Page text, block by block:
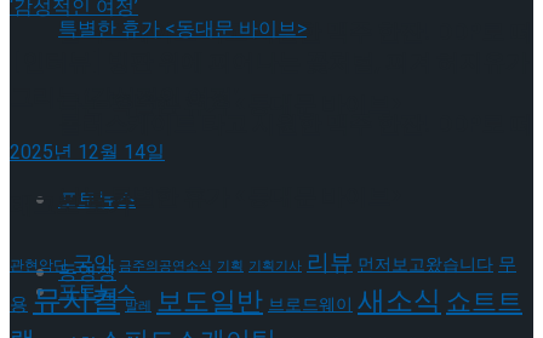
롤러스케이트 타고 시원한 맥주 한잔! DDP로 떠
포토뉴스
동영상
나는 특별한 휴가 <동대문 바이브>
포토뉴스
2025년 12월 14일
태그로 보기
관현악단 국악 금주의공연소식 기획 기획기사 리뷰 먼저보고왔습니다 무
용 뮤지컬 발레 보도일반 브로드웨이 새소식쇼트트